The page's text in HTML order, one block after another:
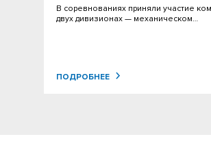
В соревнованиях приняли участие
двух дивизионах — механическом…
ПОДРОБНЕЕ